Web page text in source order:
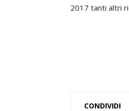
2017 tanti altri
CONDIVIDI